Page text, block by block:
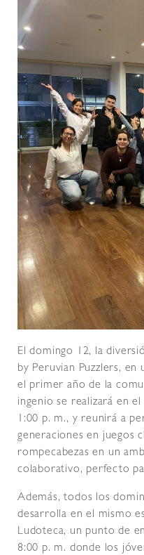
El domingo 12, la
by Peruvian Puzzlers,
el primer año de la
ingenio se realizará en
1:00 p. m., y reunirá a
generaciones en juegos
rompecabezas en un
colaborativo, perfecto
Además, todos los
desarrolla en el mismo
Ludoteca, un punto de
8:00 p. m. donde los